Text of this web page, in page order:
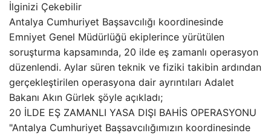
İlginizi Çekebilir
Antalya Cumhuriyet Başsavcılığı koordinesinde
Emniyet Genel Müdürlüğü ekiplerince yürütülen
soruşturma kapsamında, 20 ilde eş zamanlı operasyon
düzenlendi. Aylar süren teknik ve fiziki takibin ardından
gerçekleştirilen operasyona dair ayrıntıları Adalet
Bakanı Akın Gürlek şöyle açıkladı;
20 İLDE EŞ ZAMANLI YASA DIŞI BAHİS OPERASYONU
"Antalya Cumhuriyet Başsavcılığımızın koordinesinde